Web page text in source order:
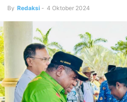
By Redaksi - 4 Oktober 2024